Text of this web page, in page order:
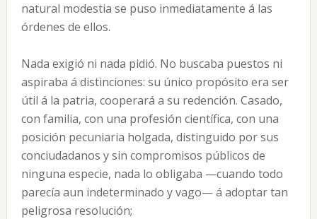
natural modestia se puso inmediatamente á las
órdenes de ellos.
Nada exigió ni nada pidió. No buscaba puestos ni
aspiraba á distinciones: su único propósito era ser
útil á la patria, cooperará a su redención. Casado,
con familia, con una profesión científica, con una
posición pecuniaria holgada, distinguido por sus
conciudadanos y sin compromisos públicos de
ninguna especie, nada lo obligaba —cuando todo
parecía aun indeterminado y vago— á adoptar tan
peligrosa resolución;